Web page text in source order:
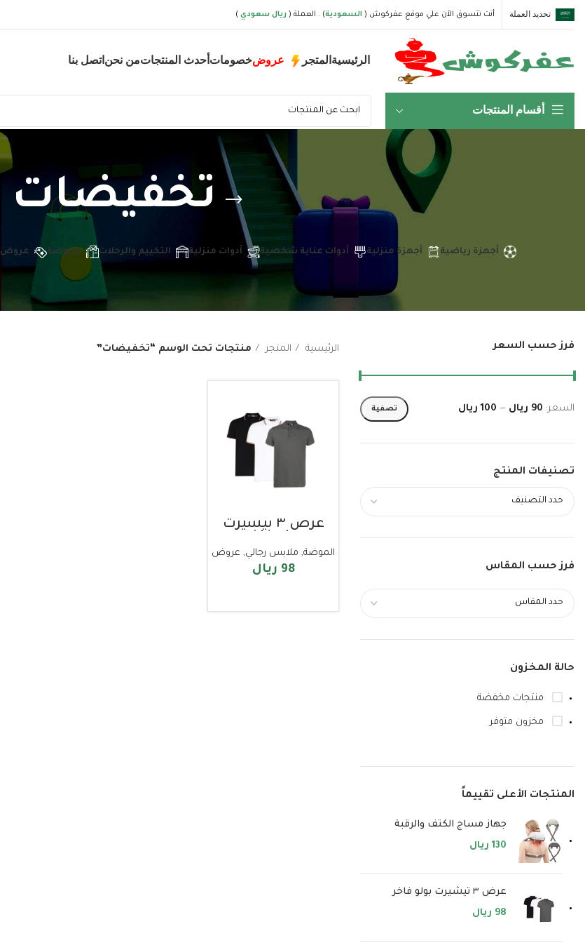
تحديد العملة أنت تتسوق الآن علي موقع عفركوش ( السعودية) . العملة ( ريال سعودي )
الرئيسيةالمتجر عروضخصوماتأحدث المنتجاتمن نحناتصل بنا
أقسام المنتجات
تخفيضات
أجهزة رياضية أجهزة منزلية أدوات عناية شخصية أدوات منزلية التخييم والرحلات الموضة عروض
فرز حسب السعر
تصفية السعر: 90 ريال — 100 ريال
تصنيفات المنتج
حدد التصنيف
فرز حسب المقاس
حدد المقاس
حالة المخزون
منتجات مخفضة
مخزون متوفر
المنتجات الأعلى تقييماً
جهاز مساج الكتف والرقبة
130 ريال
عرض ٣ تيشيرت بولو فاخر
98 ريال
الرئيسية المتجر منتجات تحت الوسم “تخفيضات”
عرض ٣ تيشيرت
الموضة, ملابس رجالي, عروض
98 ريال